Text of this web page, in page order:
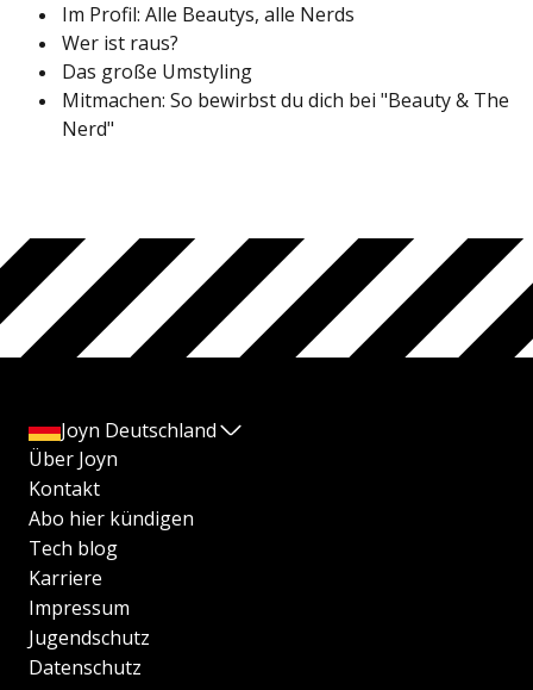
Im Profil: Alle Beautys, alle Nerds
Wer ist raus?
Das große Umstyling
Mitmachen: So bewirbst du dich bei "Beauty & The
Nerd"
Joyn Deutschland
Über Joyn
Kontakt
Abo hier kündigen
Tech blog
Karriere
Impressum
Jugendschutz
Datenschutz